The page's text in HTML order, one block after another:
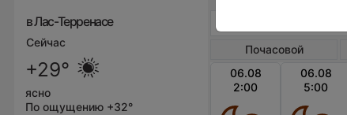
в Лас-Терренасе
Сейчас
+29°
ясно
По ощущению +32°
Почасовой
06.08
2:00
06.08
5:00